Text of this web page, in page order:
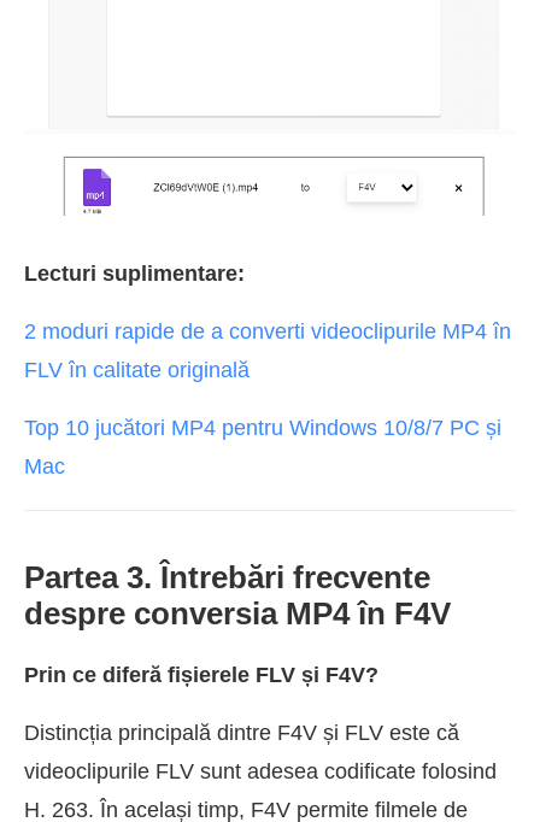
Lecturi suplimentare:
2 moduri rapide de a converti videoclipurile MP4 în
FLV în calitate originală
Top 10 jucători MP4 pentru Windows 10/8/7 PC și
Mac
Partea 3. Întrebări frecvente
despre conversia MP4 în F4V
Prin ce diferă fișierele FLV și F4V?
Distincția principală dintre F4V și FLV este că
videoclipurile FLV sunt adesea codificate folosind
H. 263. În același timp, F4V permite filmele de